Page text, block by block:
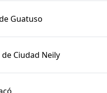
Guatuso
Ciudad Neily